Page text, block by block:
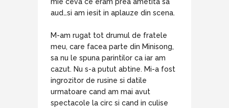
aud…si am iesit in aplauze din scena.
M-am rugat tot drumul de fratele
meu, care facea parte din Minisong,
sa nu le spuna parintilor ca iar am
cazut. Nu s-a putut abtine. Mi-a fost
ingrozitor de rusine si datile
urmatoare cand am mai avut
spectacole la circ si cand in culise